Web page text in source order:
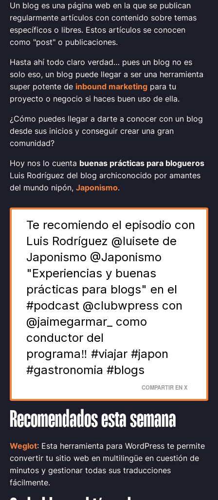
Un blog es una página web en la que se publican
regularmente artículos con contenido sobre temas
específicos o libres. Estos artículos se conocen
como "post" o publicaciones.
Hasta ahí todo claro verdad… pues un blog no es
solo eso, un blog puede llegar a ser una herramienta
super potente de inbound marketing para tu
proyecto o negocio si haces buen uso de ella.
¿Cómo puedes llegar a darte a conocer con un blog
desde sus inicios y conseguir crear una gran
comunidad?
Hoy nos lo cuenta buenas prácticas para blogueros
Luis Rodríguez del blog archiconocido por amantes
del mundo nipón, Japonismo.
Te recomiendo el episodio con
Luis Rodríguez @luisete de
Japonismo @Japonismo
"Experiencias y buenas
prácticas para blogs" en el
#podcast @clubwpress con
@jaimegarmar_ como
conductor del
programa‼️ #viajar #japon
#gastronomia #blogs
COMPARTIR EN X
Recomendados esta semana
Weglot: Esta herramienta para WordPress te permite
convertir tu sitio web en multilingüe en cuestión de
minutos y gestionar todas sus traducciones
fácilmente.